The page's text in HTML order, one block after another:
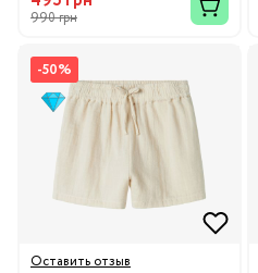
990 грн
-50%
Оставить отзыв